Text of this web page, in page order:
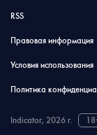
RSS
Правовая информация
Условия использования
Политика
Indicator, 2026 г.